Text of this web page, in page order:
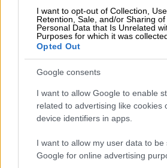
I want to opt-out of Collection, Use,
Retention, Sale, and/or Sharing of
Personal Data that Is Unrelated
Purposes for which it was
Opted Out
Google consents
I want to allow Google to enable
related to advertising like cookies
device identifiers in apps.
I want to allow my user data to be
Google for online advertising
μεγάλη μάζα σκόνης «
ποιότητα του αέρασε
Ισπανίας, της Πορτογαλίας
Το κύριο βάρος της
Ισπανία, ωστόσο, η σκόνη
και σε πολύ μεγαλύτερες
γεμίζονται κηλίδες ώχρας
στο βροχερό Παρίσι και
λεπτό στρώμα κιτρινωπής
μεγάλες εκτάσεις της